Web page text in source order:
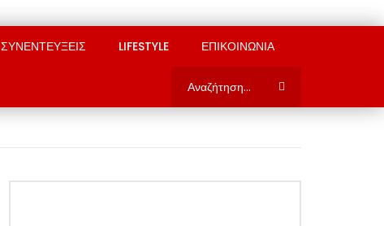
ΣΥΝΕΝΤΕΥΞΕΙΣ LIFESTYLE ΕΠΙΚΟΙΝΩΝΙΑ